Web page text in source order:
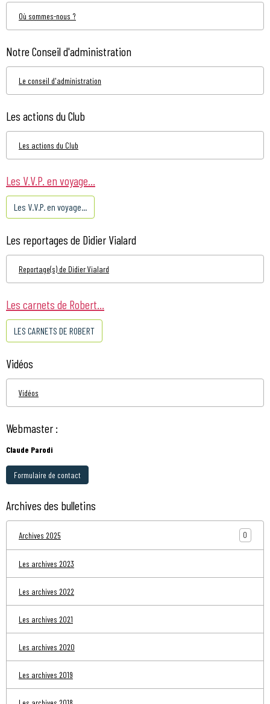
Où sommes-nous ?
Notre Conseil d'administration
Le conseil d'administration
Les actions du Club
Les actions du Club
Les V.V.P. en voyage...
Les V.V.P. en voyage...
Les reportages de Didier Vialard
Reportage(s) de Didier Vialard
Les carnets de Robert...
LES CARNETS DE ROBERT
Vidéos
Vidéos
Webmaster :
Claude Parodi
Formulaire de contact
Archives des bulletins
Archives 2025 0
Les archives 2023
Les archives 2022
Les archives 2021
Les archives 2020
Les archives 2019